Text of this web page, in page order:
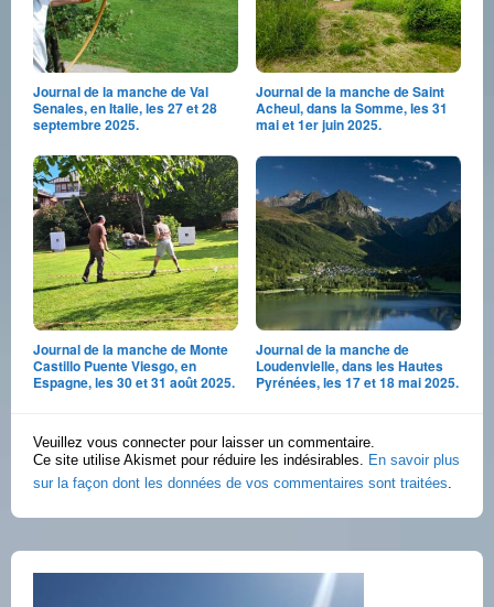
Journal de la manche de Val
Senales, en Italie, les 27 et 28
septembre 2025.
Journal de la manche de Saint
Acheul, dans la Somme, les 31
mai et 1er juin 2025.
Journal de la manche de Monte
Castillo Puente Viesgo, en
Espagne, les 30 et 31 août 2025.
Journal de la manche de
Loudenvielle, dans les Hautes
Pyrénées, les 17 et 18 mai 2025.
Veuillez vous connecter pour laisser un commentaire.
Ce site utilise Akismet pour réduire les indésirables. En savoir plus
sur la façon dont les données de vos commentaires sont traitées.